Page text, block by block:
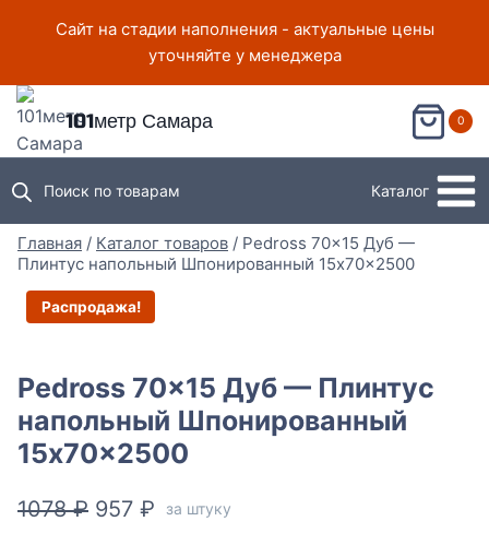
Сайт на стадии наполнения - актуальные цены
уточняйте у менеджера
101метр Самара 0
Поиск по товарам Каталог
Главная / Каталог товаров / Pedross 70×15 Дуб —
Плинтус напольный Шпонированный 15x70x2500
Распродажа!
Pedross 70×15 Дуб — Плинтус
напольный Шпонированный
15x70x2500
1078₽ Первоначальная
957 ₽ Текущая
за штуку